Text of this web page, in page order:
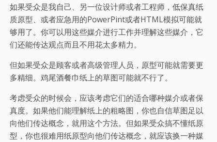
如果受众是我自己、另一位设计师或者工程师，低保真纸
质原型、或者应急用的PowerPint或者HTML模拟可能就
够用了。你可以用这些媒介进行工作并理解这些媒介，它
们还能传达观点而且不用花太多精力。
但如果受众是顾客或者高级管理人员，原型可能就需要更
多精细。鸡尾酒餐巾纸上的草图可能就不行了。
考虑受众的时候会，应该考虑它们的适合哪种媒介或者保
真度。如果他们能理解纸上的粗略图，你也自信草图足以
向他们传达概念，就用这个方法。但如果受众搞不懂纸原
型，你也很难用纸原型向他们传达概念，就应该换一种媒